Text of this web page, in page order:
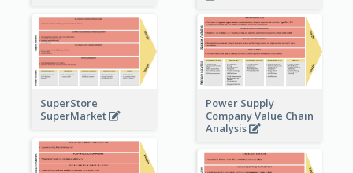
SuperStore
SuperMarket
Power Supply
Company Value Chain
Analysis